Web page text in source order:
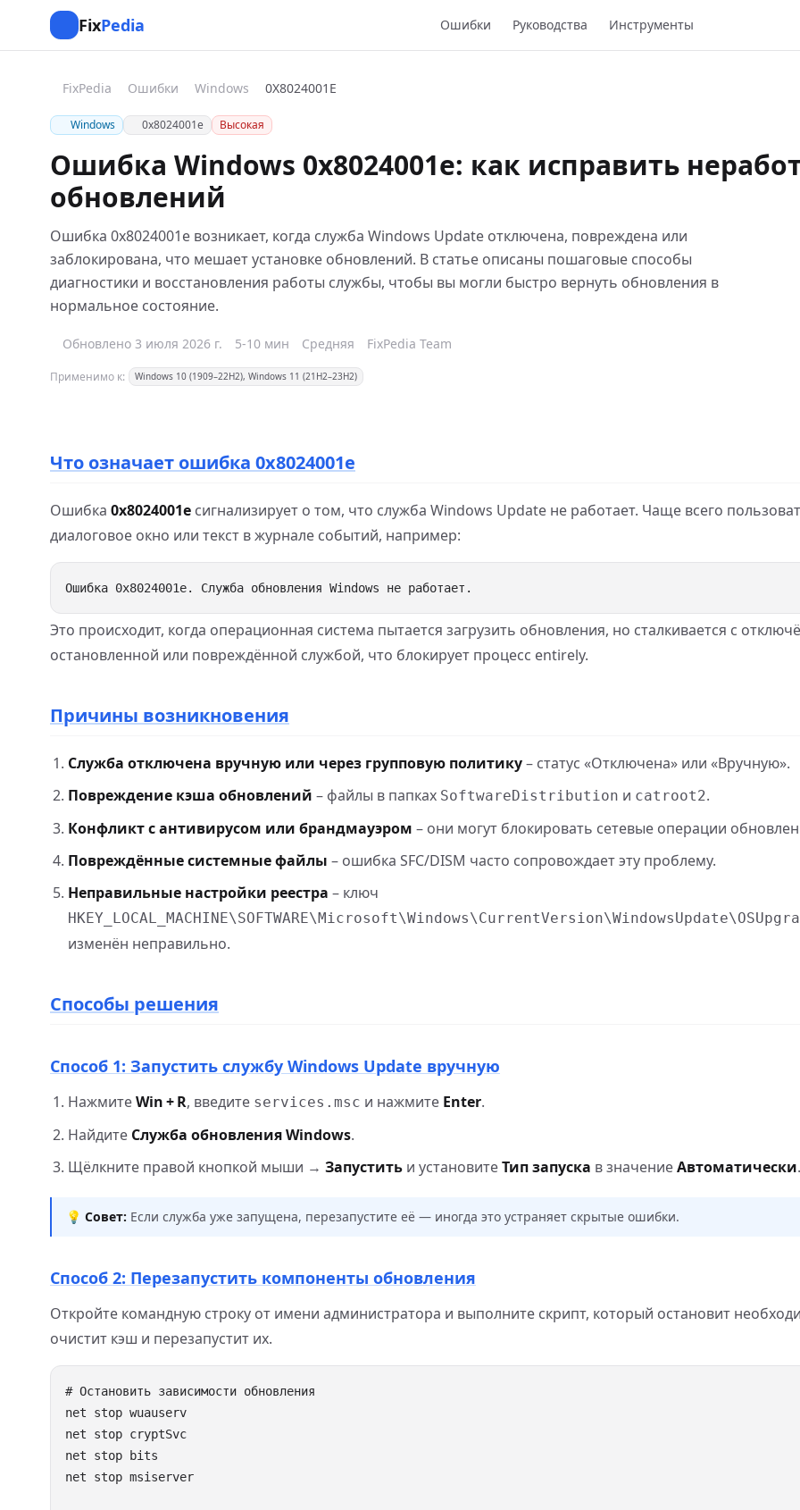
FixPedia Ошибки Руководства Инструменты
FixPedia Ошибки Windows 0X8024001E
Windows 0x8024001e Высокая
Ошибка Windows 0x8024001e: как исправить
обновлений
Ошибка 0x8024001e возникает, когда служба Windows Update отключена, повреждена или
заблокирована, что мешает установке обновлений. В статье описаны пошаговые способы
диагностики и восстановления работы службы, чтобы вы могли быстро вернуть обновления в
нормальное состояние.
Обновлено 3 июля 2026 г. 5-10 мин Средняя FixPedia Team
Применимо к: Windows 10 (1909–22H2), Windows 11 (21H2–23H2)
Что означает ошибка 0x8024001e
Ошибка 0x8024001e сигнализирует о том, что служба Windows Update не работает. Чаще всего
диалоговое окно или текст в журнале событий, например:
Это происходит, когда операционная система пытается загрузить обновления, но сталкивается с
остановленной или повреждённой службой, что блокирует процесс entirely.
Причины возникновения
Служба отключена вручную или через групповую политику– статус «Отключена» или «Вручную».
Повреждение кэша обновлений – файлы в папках SoftwareDistribution и catroot2.
Конфликт с антивирусом или брандмауэром – они могут блокировать сетевые операции
Повреждённые системные файлы – ошибка SFC/DISM часто сопровождает эту проблему.
Неправильные настройки реестра – ключ
изменён неправильно.
Способы решения
Способ 1: Запустить службу Windows Update вручную
НажмитеWin + R, введите services.msc и нажмите Enter.
Найдите Служба обновления Windows.
Щёлкните правой кнопкой мыши → Запустить и установитеТип запуска в значениеАвтоматически.
💡 Совет: Если служба уже запущена, перезапустите её — иногда это устраняет скрытые ошибки.
Способ 2: Перезапустить компоненты обновления
Откройте командную строку от имени администратора и выполните скрипт, который остановит
очистит кэш и перезапустит их.